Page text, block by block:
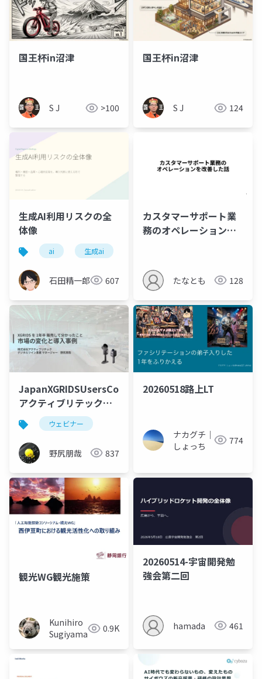
国王杯in沼津
S J >100
国王杯in沼津
S J 124
生成AI利用リスクの全
体像
ai 生成ai
石田精一郎 607
カスタマーサポート業
務のオペレーションを
たなとも 128
JapanXGRIDSUsersCommunity2026_0515_
アクティブリテック野
尻
ウェビナー
野尻朋哉 837
20260518路上LT
ナカグチ｜
しょっち
774
観光WG観光施策
Kunihiro
Sugiyama
0.9K
20260514-宇宙開発勉
強会第二回
hamada 461